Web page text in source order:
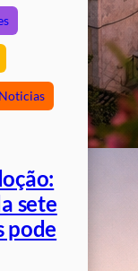
Noticias
sete
pode